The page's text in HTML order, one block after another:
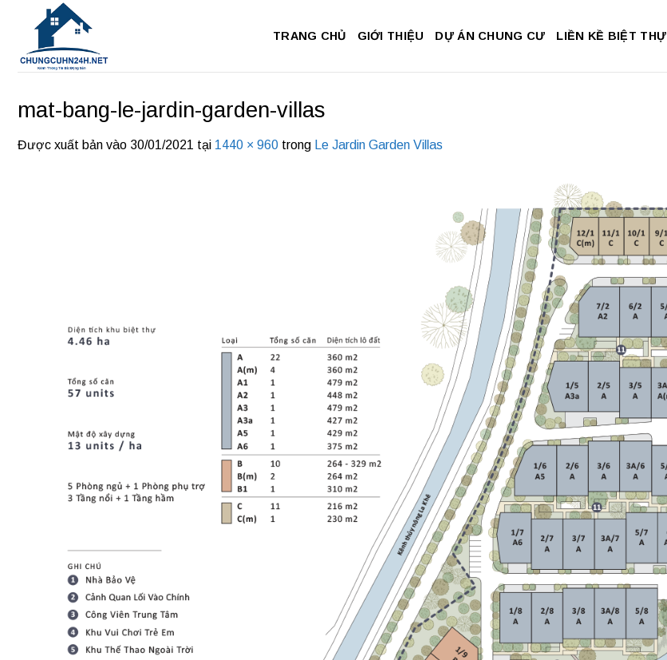
dung
TRANG CHỦ GIỚI THIỆU DỰ ÁN CHUNG CƯ LIỀN KỀ BIỆT THỰ
mat-bang-le-jardin-garden-villas
Được xuất bản vào 30/01/2021 tại 1440 × 960 trong Le Jardin Garden Villas